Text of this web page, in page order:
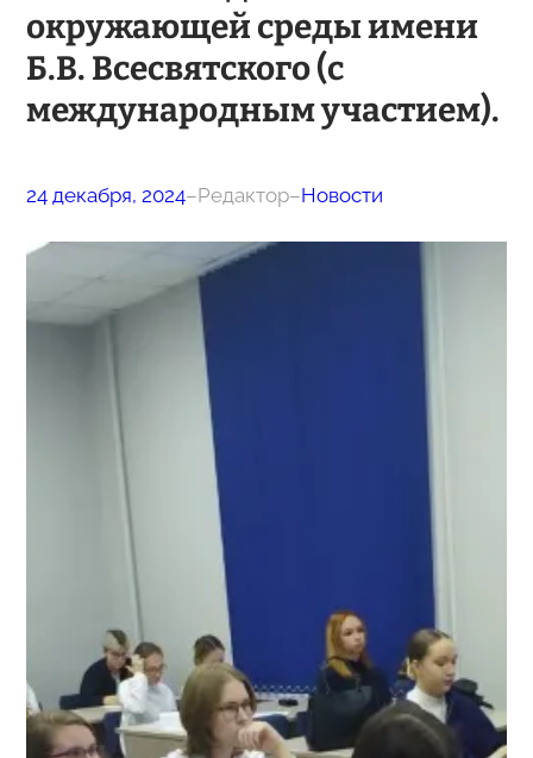
окружающей среды имени
Б.В. Всесвятского (с
международным участием).
24 декабря, 2024–Редактор–Новости